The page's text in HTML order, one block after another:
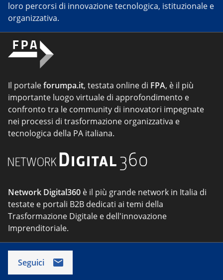
loro percorsi di innovazione tecnologica, istituzionale e
organizzativa.
Il portaleforumpa.it, testata online di FPA, è il più
importante luogo virtuale di approfondimento e
confronto tra le community di innovatori impegnate
nei processi di trasformazione organizzativa e
tecnologica della PA italiana.
Network Digital360 è il più grande network in Italia di
testate e portali B2B dedicati ai temi della
Trasformazione Digitale e dell'innovazione
Imprenditoriale.
Seguici